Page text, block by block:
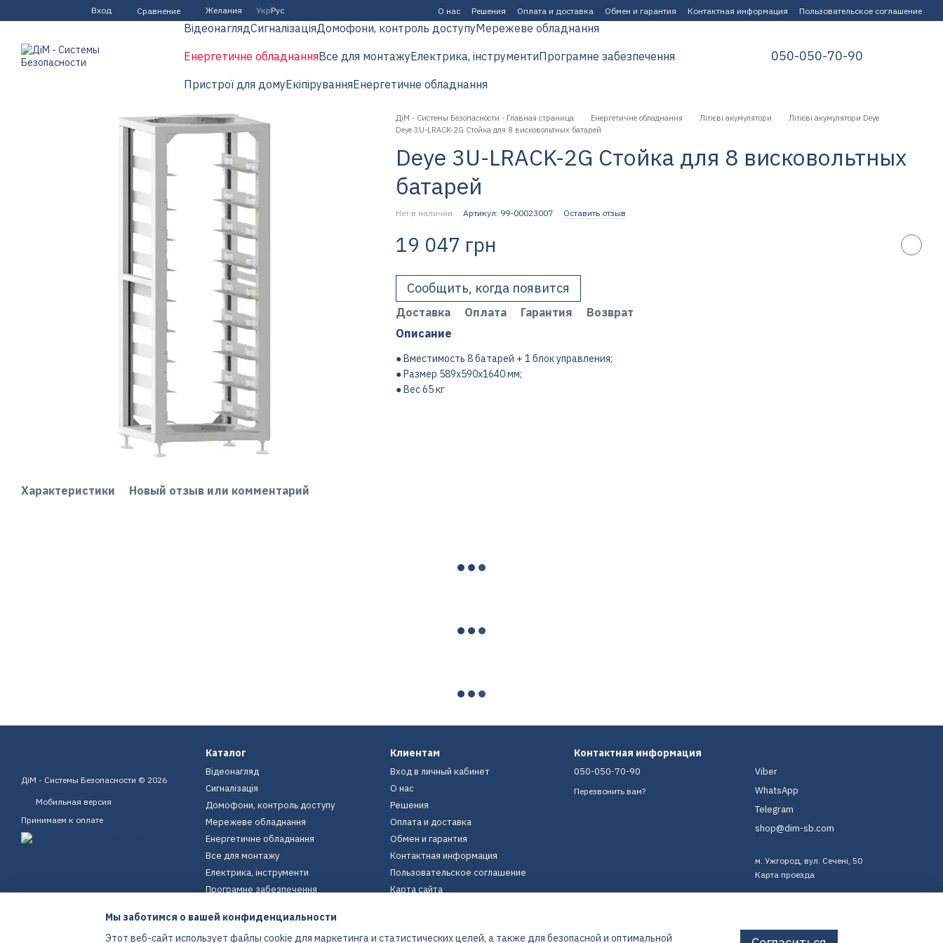
Перейти к основному контенту
Вход Сравнение Желания УкрРус О нас Решения Оплата и доставка Обмен и гарантия Контактная информация Пользовательское соглашение
ВідеонаглядСигналізаціяДомофони, контроль доступуМережеве обладнання
Енергетичне обладнанняВсе для монтажуЕлектрика, інструментиПрограмне забезпечення
Пристрої для домуЕкіпіруванняЕнергетичне обладнання
050-050-70-90
Характеристики Новый отзыв или комментарий
ДіМ - Системы Безопасности - Главная страница Енергетичне обладнання Літієві акумулятори
Літієві акумулятори Deye
Deye 3U-LRACK-2G Стойка для 8 висковольтных батарей
Deye 3U-LRACK-2G Стойка для 8 висковольтных
батарей
Нет в наличии Артикул: 99-00023007 Оставить отзыв
19 047 грн
Сообщить, когда появится
Доставка Оплата Гарантия
Возврат
Описание
● Вместимость 8 батарей + 1 блок управления;
● Размер 589x590x1640 мм;
● Вес 65 кг
ДіМ - Системы Безопасности © 2026
Мобильная версия
Принимаем к оплате
Каталог
Відеонагляд
Сигналізація
Домофони, контроль доступу
Мережеве обладнання
Енергетичне обладнання
Все для монтажу
Електрика, інструменти
Програмне забезпечення
Екіпірування
Енергетичне обладнання
Клиентам
Вход в личный кабинет
О нас
Решения
Оплата и доставка
Обмен и гарантия
Контактная информация
Пользовательское соглашение
Карта сайта
Контактная информация
050-050-70-90
Перезвонить вам?
Viber
WhatsApp
Telegram
shop@dim-sb.com
м. Ужгород, вул. Сечені, 50
Карта проезда
Мы заботимся о вашей конфиденциальности
Этот веб-сайт использует файлы cookie для маркетинга и статистических целей, а также для безопасной и оптимальной